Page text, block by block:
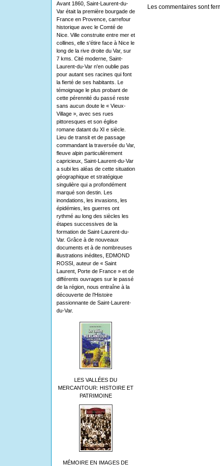
Avant 1860, Saint-Laurent-du-
Var était la première bourgade de
France en Provence, carrefour
historique avec le Comté de
Nice. Ville construite entre mer et
collines, elle s'étire face à Nice le
long de la rive droite du Var, sur
7 kms. Cité moderne, Saint-
Laurent-du-Var n'en oublie pas
pour autant ses racines qui font
la fierté de ses habitants. Le
témoignage le plus probant de
cette pérennité du passé reste
sans aucun doute le « Vieux-
Village », avec ses rues
pittoresques et son église
romane datant du XI e siècle.
Lieu de transit et de passage
commandant la traversée du Var,
fleuve alpin particulièrement
capricieux, Saint-Laurent-du-Var
a subi les aléas de cette situation
géographique et stratégique
singulière qui a profondément
marqué son destin. Les
inondations, les invasions, les
épidémies, les guerres ont
rythmé au long des siècles les
étapes successives de la
formation de Saint-Laurent-du-
Var. Grâce à de nouveaux
documents et à de nombreuses
illustrations inédites, EDMOND
ROSSI, auteur de « Saint
Laurent, Porte de France » et de
différents ouvrages sur le passé
de la région, nous entraîne à la
découverte de l’Histoire
passionnante de Saint-Laurent-
du-Var.
LES VALLÉES DU
MERCANTOUR: HISTOIRE ET
PATRIMOINE
MÉMOIRE EN IMAGES DE
Les commentaires sont